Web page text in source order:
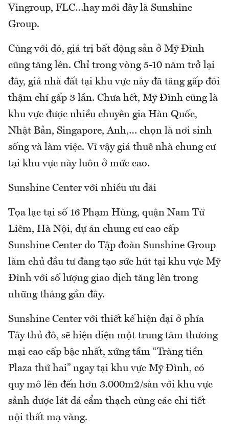
Vingroup, FLC…hay mới đây là Sunshine
Group.
Cùng với đó, giá trị bất động sản ở Mỹ Đình
cũng tăng lên. Chỉ trong vòng 5-10 năm trở lại
đây, giá nhà đất tại khu vực này đã tăng gấp đôi
thậm chí gấp 3 lần. Chưa hết, Mỹ Đình cũng là
khu vực được nhiều chuyên gia Hàn Quốc,
Nhật Bản, Singapore, Anh,… chọn là nơi sinh
sống và làm việc. Vì vậy giá thuê nhà chung cư
tại khu vực này luôn ở mức cao.
Sunshine Center với nhiều ưu đãi
Tọa lạc tại số 16 Phạm Hùng, quận Nam Từ
Liêm, Hà Nội, dự án chung cư cao cấp
Sunshine Center do Tập đoàn Sunshine Group
làm chủ đầu tư đang tạo sức hút tại khu vực Mỹ
Đình với số lượng giao dịch tăng lên trong
những tháng gần đây.
Sunshine Center với thiết kế hiện đại ở phía
Tây thủ đô, sẽ hiện diện một trung tâm thương
mại cao cấp bậc nhất, xứng tầm “Tràng tiền
Plaza thứ hai” ngay tại khu vực Mỹ Đình, có
quy mô lên đến hơn 3.000m2/sàn với khu vực
sảnh được lát đá cẩm thạch cùng các chi tiết
nội thất mạ vàng.